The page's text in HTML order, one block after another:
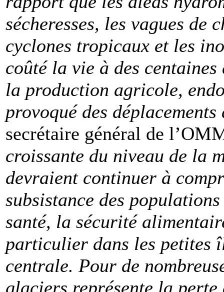
sécheresses, les vagues de
cyclones tropicaux et les
coûté la vie à des
la production agricole,
provoqué des
secrétaire général de
croissante du niveau de la
devraient continuer à
subsistance des
santé, la sécurité
particulier dans les petites
centrale. Pour de
glaciers représente la perte